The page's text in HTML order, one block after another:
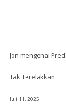
Jon mengenai
Tak Terelakkan
Juli 11, 2025